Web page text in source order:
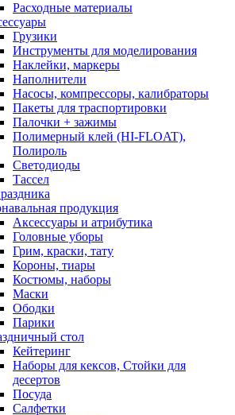
Расходные материалы
Грузики
Инструменты для моделирования
Наклейки, маркеры
Наполнители
Насосы, компрессоры, калибраторы
Пакеты для траспортировки
Палочки + зажимы
Полимерный клей (HI-FLOAT),
Полироль
Светодиоды
Тассел
продукция
Аксессуары и атрибутика
Головные уборы
Грим, краски, тату
Короны, тиары
Костюмы, наборы
Маски
Ободки
Парики
стол
Кейтеринг
Наборы для кексов, Стойки для
десертов
Посуда
Салфетки